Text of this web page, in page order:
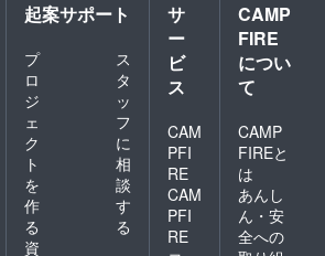
起案サポート
プ
ロ
ジ
ェ
ク
ト
を
作
る
ス
タ
ッ
フ
に
相
談
す
る
資
サ
ー
ビ
ス
CAM
PFI
RE
CAM
PFI
RE
CAMP
FIRE
につい
て
CAMP
FIREと
は
あんし
ん・安
全への